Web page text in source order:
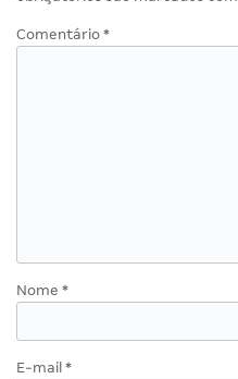
Comentário *
Nome *
E-mail *